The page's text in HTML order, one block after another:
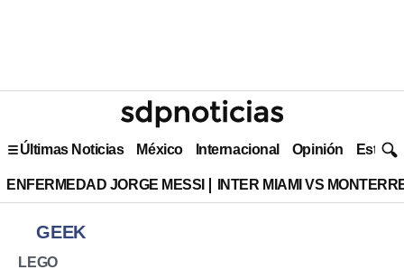
Últimas Noticias México Internacional Opinión Estilo
ENFERMEDAD JORGE MESSI INTER MIAMI VS
GEEK
LEGO